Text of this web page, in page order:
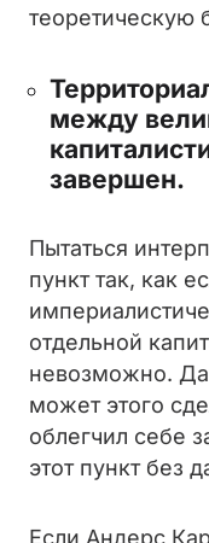
теоретическую
между
завершен.
Пытаться
пункт так, как
отдельной
невозможно.
может этого
облегчил себе
этот пункт без
Если Андерс